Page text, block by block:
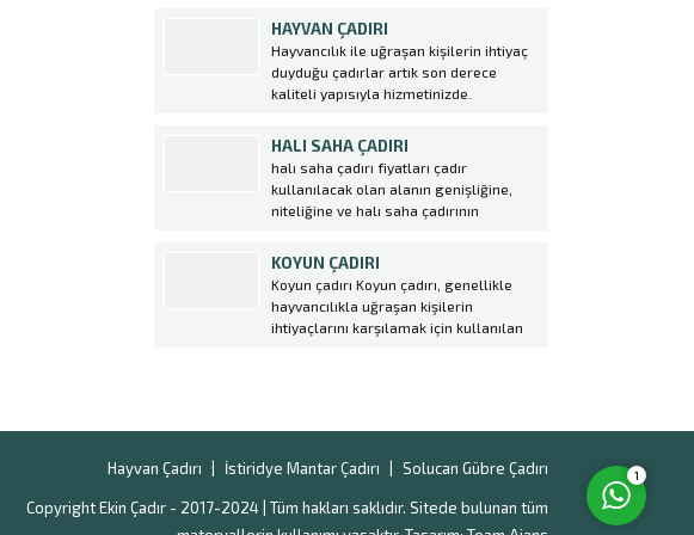
büyükşehirlerde daha fazladır. Kültür
mantarı, etin yerini tutabilecek kadar
yoğun protein deposudur. Et fiyatlarına
bakıldığında çok daha ucuz bir protein...
HAYVAN ÇADIRI
Hayvancılık ile uğraşan kişilerin ihtiyaç
duyduğu çadırlar artık son derece
kaliteli yapısıyla hizmetinizde.
imal edilmiş, kaliteli ve dayanıklı
şekilde üretilerek piyasaya
sunulmuştur. Ekin çadır olarak her
zaman yenilikçi tasamı ve güvenilir
markasıyla bir...
HALI SAHA ÇADIRI
halı saha çadırı fiyatları çadır
kullanılacak olan alanın genişliğine,
niteliğine ve halı saha çadırının
göstermektedir. Firmamız tarafından
üretilen halı saha çadırları hem gece
hem de gündüz aktiviteleri için engel
teşkil etmemektedir. Çadırlar
uygulanırken iskelet sistemi üzerine...
KOYUN ÇADIRI
Koyun çadırı Koyun çadırı, genellikle
hayvancılıkla uğraşan kişilerin
ihtiyaçlarını karşılamak için kullanılan
çadırları, yüksek kaliteli malzemeler
kullanılarak dayanıklı ve uzun
ömürlüdür. Bu...
Hayvan Çadırı İstiridye Mantar Çadırı Solucan Gübre Çadırı
Copyright Ekin Çadır - 2017-2024 | Tüm hakları saklıdır. Sitede bulunan tüm
Müşteri Temsilcisi
1